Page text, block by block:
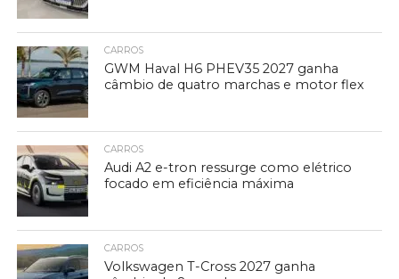
CARROS
GWM Haval H6 PHEV35 2027 ganha
câmbio de quatro marchas e motor flex
CARROS
Audi A2 e-tron ressurge como elétrico
focado em eficiência máxima
CARROS
Volkswagen T-Cross 2027 ganha